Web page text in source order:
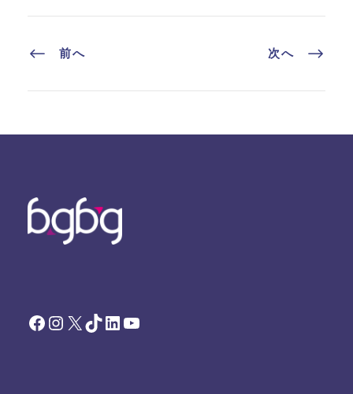
前へ 次へ
Facebook Instagram X TikTok LinkedIn YouTube